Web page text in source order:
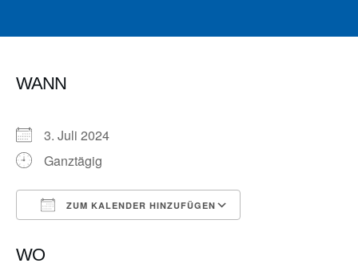
WANN
3. Juli 2024
Ganztägig
ZUM KALENDER HINZUFÜGEN
WO